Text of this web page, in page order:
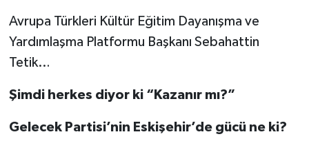
Avrupa Türkleri Kültür Eğitim Dayanışma ve
Yardımlaşma Platformu Başkanı Sebahattin
Tetik…
Şimdi herkes diyor ki “Kazanır mı?”
Gelecek Partisi’nin Eskişehir’de gücü ne ki?